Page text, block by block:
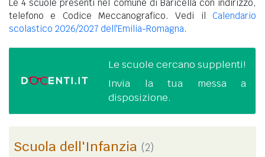
Le 4 scuole presenti nel comune di Baricella con indirizzo,
telefono e Codice Meccanografico. Vedi il Calendario
scolastico 2026/2027 dell'Emilia-Romagna.
Le scuole cercano supplenti!
Invia la tua messa a
disposizione.
Scuola dell'Infanzia (2)